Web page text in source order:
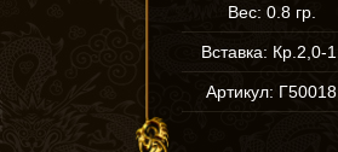
Вес: 0.8 гр.
Вставка: Кр.2,0-1.
Артикул: Г50018